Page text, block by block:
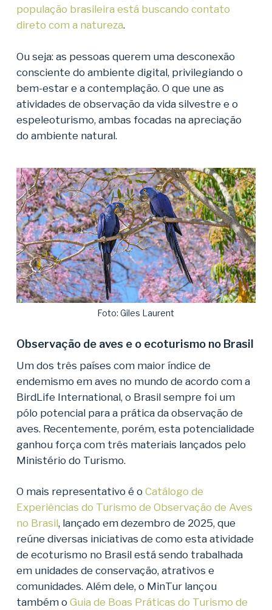
população brasileira está buscando contato
direto com a natureza.
Ou seja: as pessoas querem uma desconexão
consciente do ambiente digital, privilegiando o
bem-estar e a contemplação. O que une as
atividades de observação da vida silvestre e o
espeleoturismo, ambas focadas na apreciação
do ambiente natural.
Foto: Giles Laurent
Observação de aves e o ecoturismo no Brasil
Um dos três países com maior índice de
endemismo em aves no mundo de acordo com a
BirdLife International, o Brasil sempre foi um
pólo potencial para a prática da observação de
aves. Recentemente, porém, esta potencialidade
ganhou força com três materiais lançados pelo
Ministério do Turismo.
O mais representativo é o Catálogo de
Experiências do Turismo de Observação de Aves
no Brasil, lançado em dezembro de 2025, que
reúne diversas iniciativas de como esta atividade
de ecoturismo no Brasil está sendo trabalhada
em unidades de conservação, atrativos e
comunidades. Além dele, o MinTur lançou
também o Guia de Boas Práticas do Turismo de